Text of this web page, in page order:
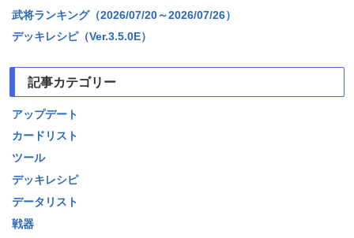
武将ランキング（2026/07/20～2026/07/26）
デッキレシピ（Ver.3.5.0E）
記事カテゴリー
アップデート
カードリスト
ツール
デッキレシピ
データリスト
戦器